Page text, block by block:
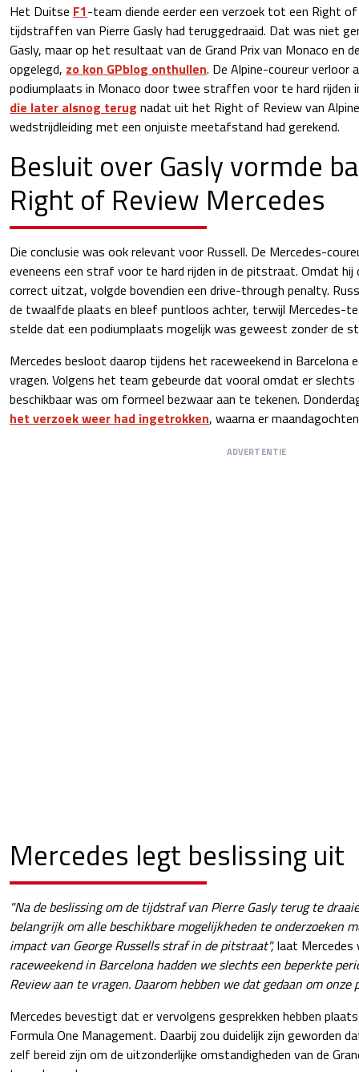
Het Duitse F1-team diende eerder een verzoek tot een Right
tijdstraffen van Pierre Gasly had teruggedraaid. Dat was niet
Gasly, maar op het resultaat van de Grand Prix van Monaco en
opgelegd, zo kon GPblog onthullen. De Alpine-coureur verloor
podiumplaats in Monaco door twee straffen voor te hard rijden
die later alsnog terug nadat uit het Right of Review van
wedstrijdleiding met een onjuiste meetafstand had gerekend.
Besluit over Gasly vormde
Right of Review Mercedes
Die conclusie was ook relevant voor Russell. De Mercedes-
eveneens een straf voor te hard rijden in de pitstraat. Omdat
correct uitzat, volgde bovendien een drive-through penalty.
de twaalfde plaats en bleef puntloos achter, terwijl Mercedes-
stelde dat een podiumplaats mogelijk was geweest zonder de
Mercedes besloot daarop tijdens het raceweekend in Barcelona
vragen. Volgens het team gebeurde dat vooral omdat er
beschikbaar was om formeel bezwaar aan te tekenen.
het verzoek weer had ingetrokken, waarna er
ADVERTENTIE
Mercedes legt beslissing uit
"Na de beslissing om de tijdstraf van Pierre Gasly terug te
belangrijk om alle beschikbare mogelijkheden te onderzoeken
impact van George Russells straf in de pitstraat",laat
raceweekend in Barcelona hadden we slechts een beperkte
Review aan te vragen. Daarom hebben we dat gedaan om
Mercedes bevestigt dat er vervolgens gesprekken hebben
Formula One Management. Daarbij zou duidelijk zijn geworden
zelf bereid zijn om de uitzonderlijke omstandigheden van de